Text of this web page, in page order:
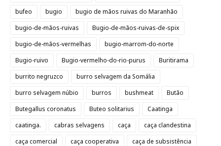
bufeo
bugio
bugio de mãos ruivas do Maranhão
bugio-de-mãos-ruivas
Bugio-de-mãos-ruivas-de-spix
bugio-de-mãos-vermelhas
bugio-marrom-do-norte
Bugio-ruivo
Bugio-vermelho-do-rio-purus
Buritirama
burrito negruzco
burro selvagem da Somália
burro selvagem núbio
burros bushmeat
Butão
Butegallus coronatus
Buteo solitarius
Caatinga
caatinga.
cabras selvagens caça
caça clandestina
caça comercial
caça cooperativa
caça de subsistência